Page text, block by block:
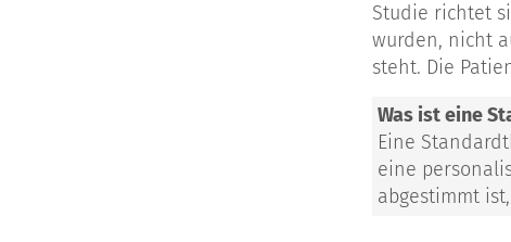
Studie richtet
wurden, nicht
steht. Die
Was ist eine
Eine
eine
abgestimmt